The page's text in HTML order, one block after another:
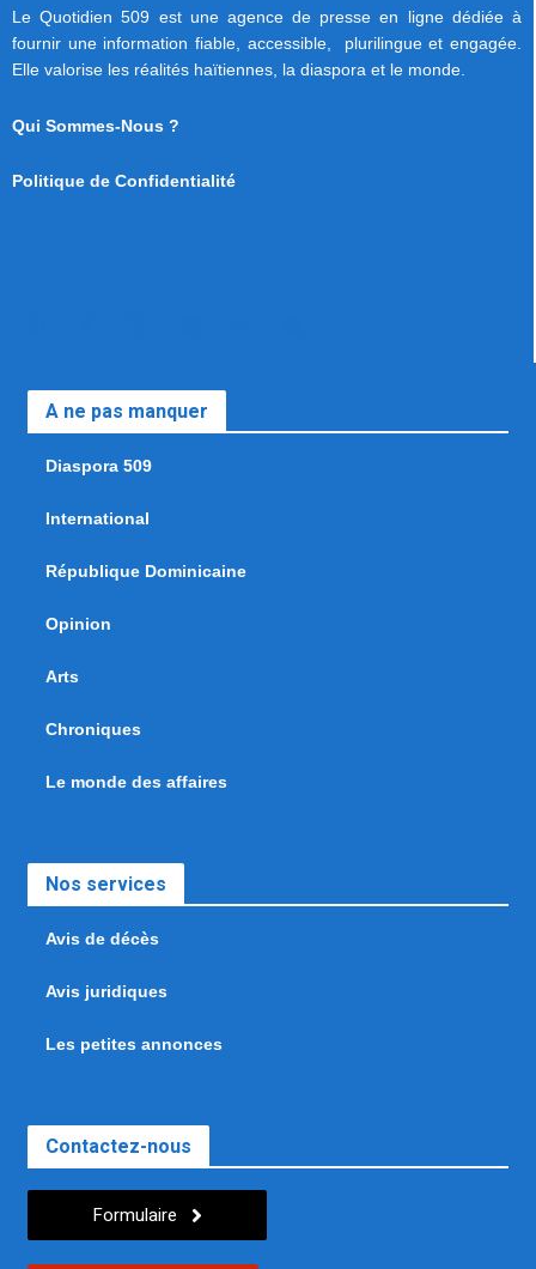
Le Quotidien 509 est une agence de presse en ligne dédiée à
fournir une information fiable, accessible, plurilingue et engagée.
Elle valorise les réalités haïtiennes, la diaspora et le monde.
Qui Sommes-Nous ?
Politique de Confidentialité
A ne pas manquer
Diaspora 509
International
République Dominicaine
Opinion
Arts
Chroniques
Le monde des affaires
Nos services
Avis de décès
Avis juridiques
Les petites annonces
Contactez-nous
Formulaire